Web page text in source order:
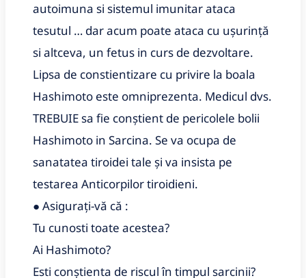
autoimuna si sistemul imunitar ataca
tesutul … dar acum poate ataca cu ușurință
si altceva, un fetus in curs de dezvoltare.
Lipsa de constientizare cu privire la boala
Hashimoto este omniprezenta. Medicul dvs.
TREBUIE sa fie conștient de pericolele bolii
Hashimoto in Sarcina. Se va ocupa de
sanatatea tiroidei tale și va insista pe
testarea Anticorpilor tiroidieni.
● Asigurați-vă că :
Tu cunosti toate acestea?
Ai Hashimoto?
Esti conștienta de riscul în timpul sarcinii?